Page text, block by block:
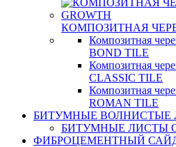
КОМПОЗИТНАЯ
Композитная
BOND TILE
Композитная
CLASSIC TILE
Композитная
ROMAN TILE
БИТУМНЫЕ ВОЛНИСТЫЕ
БИТУМНЫЕ ЛИСТЫ
ФИБРОЦЕМЕНТНЫЙ